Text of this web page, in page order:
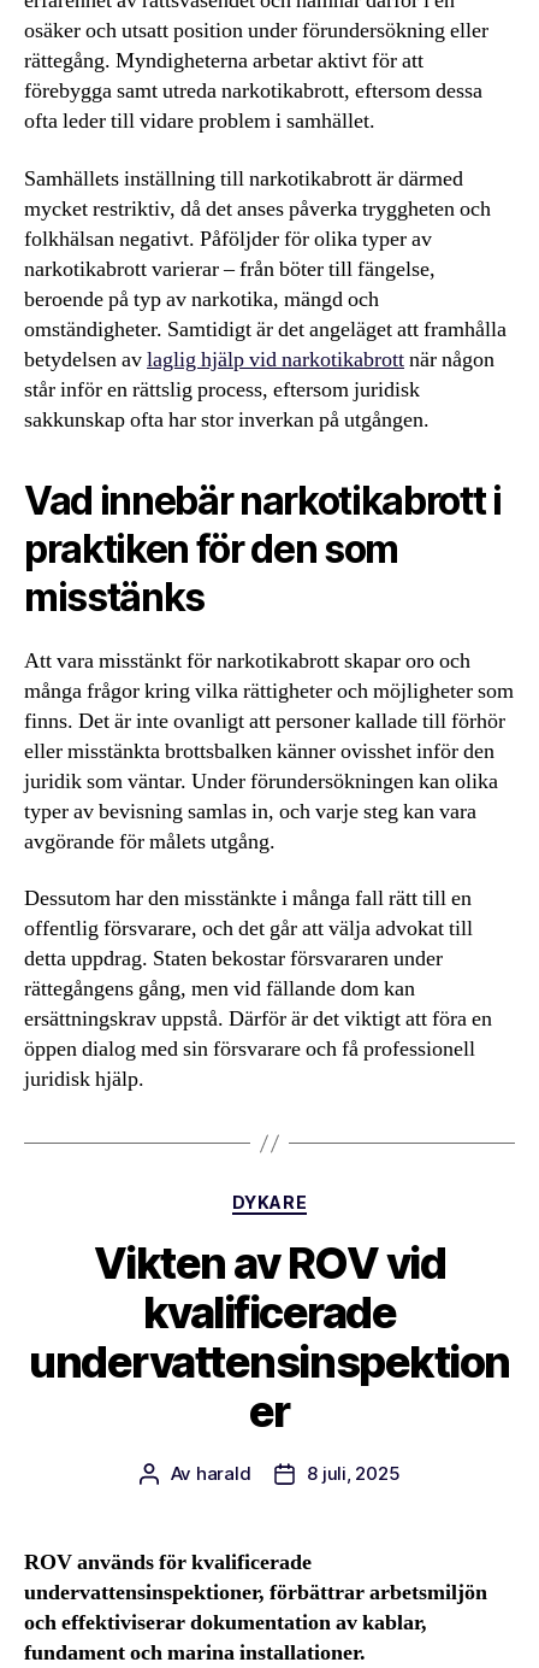
osäker och utsatt position under förundersökning eller
rättegång. Myndigheterna arbetar aktivt för att
förebygga samt utreda narkotikabrott, eftersom dessa
ofta leder till vidare problem i samhället.
Samhällets inställning till narkotikabrott är därmed
mycket restriktiv, då det anses påverka tryggheten och
folkhälsan negativt. Påföljder för olika typer av
narkotikabrott varierar – från böter till fängelse,
beroende på typ av narkotika, mängd och
omständigheter. Samtidigt är det angeläget att framhålla
betydelsen avlaglig hjälp vid narkotikabrottnär någon
står inför en rättslig process, eftersom juridisk
sakkunskap ofta har stor inverkan på utgången.
Vad innebär narkotikabrott i
praktiken för den som
misstänks
Att vara misstänkt för narkotikabrott skapar oro och
många frågor kring vilka rättigheter och möjligheter som
finns. Det är inte ovanligt att personer kallade till förhör
eller misstänkta brottsbalken känner ovisshet inför den
juridik som väntar. Under förundersökningen kan olika
typer av bevisning samlas in, och varje steg kan vara
avgörande för målets utgång.
Dessutom har den misstänkte i många fall rätt till en
offentlig försvarare, och det går att välja advokat till
detta uppdrag. Staten bekostar försvararen under
rättegångens gång, men vid fällande dom kan
ersättningskrav uppstå. Därför är det viktigt att föra en
öppen dialog med sin försvarare och få professionell
juridisk hjälp.
Kategorier
DYKARE
Vikten av ROV vid
kvalificerade
undervattensinspektion
er
Inläggsförfattare
Av harald Inläggsdatum
8 juli, 2025
ROV används för kvalificerade
undervattensinspektioner, förbättrar arbetsmiljön
och effektiviserar dokumentation av kablar,
fundament och marina installationer.